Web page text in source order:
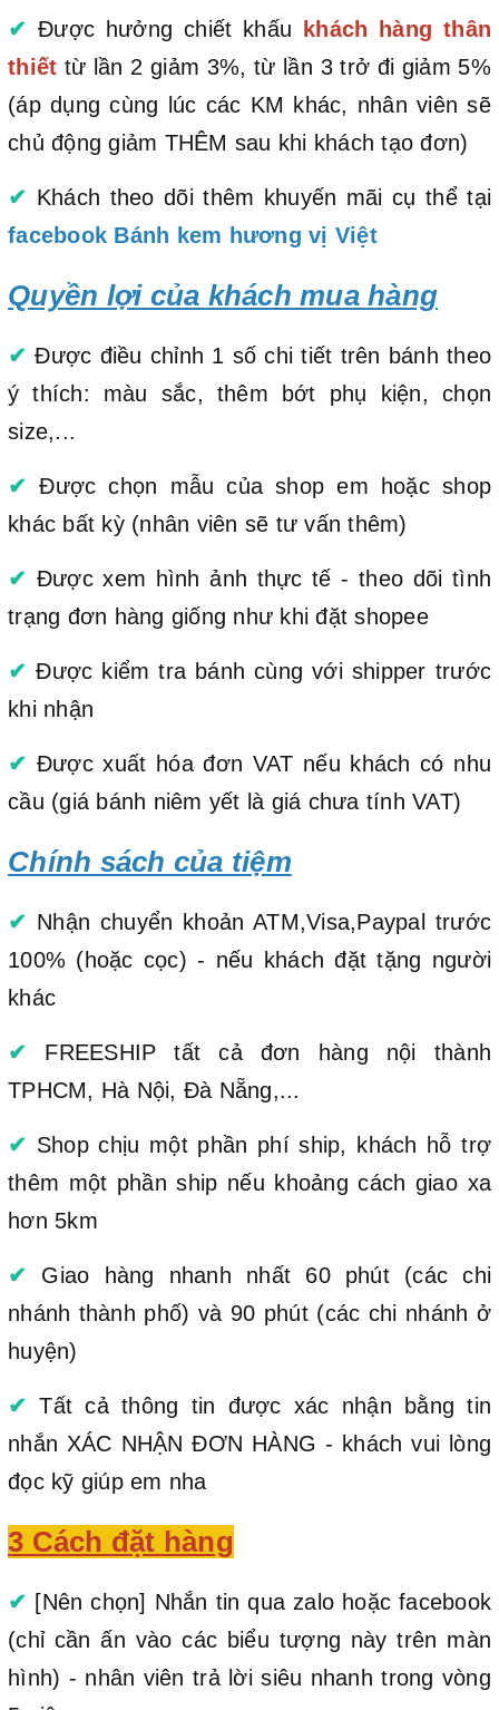
✔ Được hưởng chiết khấu khách hàng thân
thiết từ lần 2 giảm 3%, từ lần 3 trở đi giảm 5%
(áp dụng cùng lúc các KM khác, nhân viên sẽ
chủ động giảm THÊM sau khi khách tạo đơn)
✔ Khách theo dõi thêm khuyến mãi cụ thể tại
facebook Bánh kem hương vị Việt
Quyền lợi của khách mua hàng
✔ Được điều chỉnh 1 số chi tiết trên bánh theo
ý thích: màu sắc, thêm bớt phụ kiện, chọn
size,...
✔ Được chọn mẫu của shop em hoặc shop
khác bất kỳ (nhân viên sẽ tư vấn thêm)
✔ Được xem hình ảnh thực tế - theo dõi tình
trạng đơn hàng giống như khi đặt shopee
✔ Được kiểm tra bánh cùng với shipper trước
khi nhận
✔ Được xuất hóa đơn VAT nếu khách có nhu
cầu (giá bánh niêm yết là giá chưa tính VAT)
Chính sách của tiệm
✔ Nhận chuyển khoản ATM,Visa,Paypal trước
100% (hoặc cọc) - nếu khách đặt tặng người
khác
✔ FREESHIP tất cả đơn hàng nội thành
TPHCM, Hà Nội, Đà Nẵng,...
✔ Shop chịu một phần phí ship, khách hỗ trợ
thêm một phần ship nếu khoảng cách giao xa
hơn 5km
✔ Giao hàng nhanh nhất 60 phút (các chi
nhánh thành phố) và 90 phút (các chi nhánh ở
huyện)
✔ Tất cả thông tin được xác nhận bằng tin
nhắn XÁC NHẬN ĐƠN HÀNG - khách vui lòng
đọc kỹ giúp em nha
3 Cách đặt hàng
✔ [Nên chọn] Nhắn tin qua zalo hoặc facebook
(chỉ cần ấn vào các biểu tượng này trên màn
hình) - nhân viên trả lời siêu nhanh trong vòng